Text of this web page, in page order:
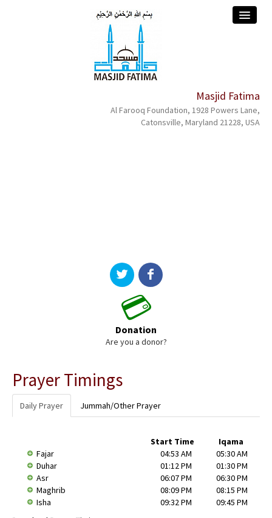
about
Masjid Fatima
Al Farooq Foundation, 1928 Powers Lane,
Catonsville, Maryland 21228, USA
💳
Donation
Are you a donor?
Prayer Timings
Daily Prayer Jummah/Other Prayer
Iqama
Start Time
Fajar
05:30 AM
04:53 AM
Duhar
01:30 PM
01:12 PM
Asr
06:30 PM
06:07 PM
Maghrib
08:15 PM
08:09 PM
Isha
09:45 PM
09:32 PM